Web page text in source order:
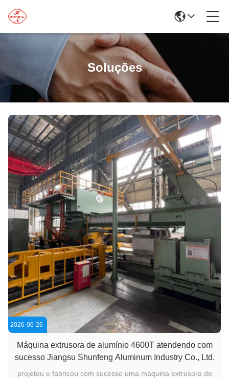
Soluções
2026-06-26
Máquina extrusora de alumínio 4600T atendendo com
sucesso Jiangsu Shunfeng Aluminum Industry Co., Ltd.
projetou e fabricou com sucesso uma máquina extrusora de